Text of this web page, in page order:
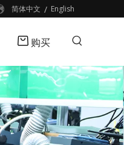
简体中文 / English
购买